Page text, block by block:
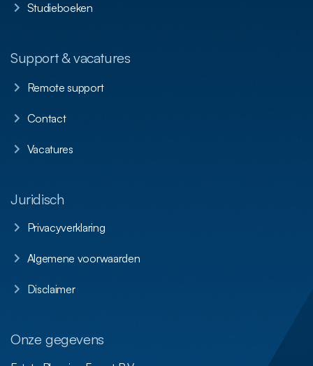
Studieboeken
Support & vacatures
Remote support
Contact
Vacatures
Juridisch
Privacyverklaring
Algemene voorwaarden
Disclaimer
Onze gegevens